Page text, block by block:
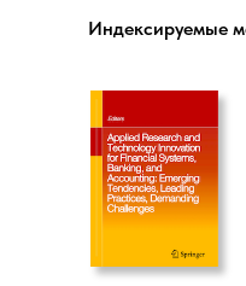
Эрсунгур Юеси
доктор наук
экономики,
Турция.
Ронгджу Шуэ
Индексируемые